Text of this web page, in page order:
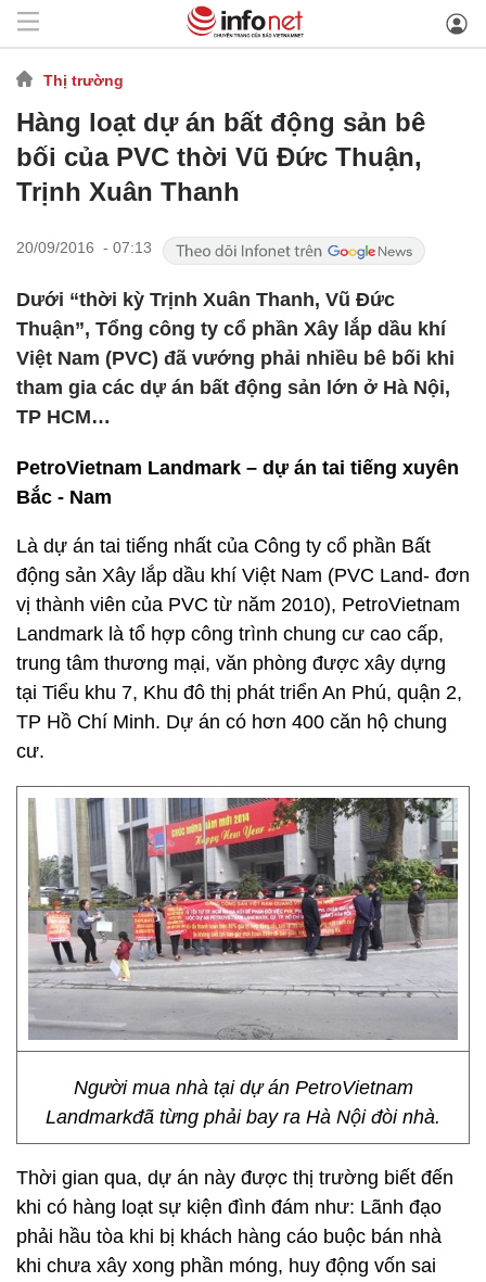
Thị trường
Hàng loạt dự án bất động sản bê
bối của PVC thời Vũ Đức Thuận,
Trịnh Xuân Thanh
20/09/2016 - 07:13
Dưới “thời kỳ Trịnh Xuân Thanh, Vũ Đức
Thuận”, Tổng công ty cổ phần Xây lắp dầu khí
Việt Nam (PVC) đã vướng phải nhiều bê bối khi
tham gia các dự án bất động sản lớn ở Hà Nội,
TP HCM…
PetroVietnam Landmark – dự án tai tiếng xuyên
Bắc - Nam
Là dự án tai tiếng nhất của Công ty cổ phần Bất
động sản Xây lắp dầu khí Việt Nam (PVC Land- đơn
vị thành viên của PVC từ năm 2010), PetroVietnam
Landmark là tổ hợp công trình chung cư cao cấp,
trung tâm thương mại, văn phòng được xây dựng
tại Tiểu khu 7, Khu đô thị phát triển An Phú, quận 2,
TP Hồ Chí Minh. Dự án có hơn 400 căn hộ chung
cư.
Người mua nhà tại dự án PetroVietnam
Landmarkđã từng phải bay ra Hà Nội đòi nhà.
Thời gian qua, dự án này được thị trường biết đến
khi có hàng loạt sự kiện đình đám như: Lãnh đạo
phải hầu tòa khi bị khách hàng cáo buộc bán nhà
khi chưa xây xong phần móng, huy động vốn sai